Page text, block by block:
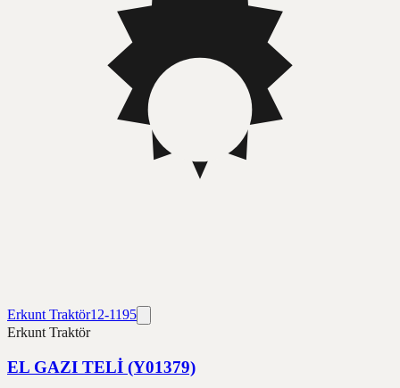
Erkunt Traktör12-1195
Erkunt Traktör
EL GAZI TELİ (Y01379)